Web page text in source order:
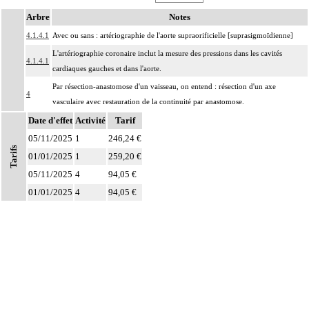
Arbre Notes
4.1.4.1 Avec ou sans : artériographie de l'aorte supraorificielle [suprasigmoïdienne]
4.1.4.1
L'artériographie coronaire inclut la mesure des pressions dans les cavités
cardiaques gauches et dans l'aorte.
4
Par résection-anastomose d'un vaisseau, on entend : résection d'un axe
vasculaire avec restauration de la continuité par anastomose.
4
Par recanalisation intraluminale d'un vaisseau, on entend : rétablissement de la
circulation dans un vaisseau par forage guidé d'une néolumière au travers d'un
4
Tarifs
Date d'effet Activité
Tarif
05/11/2025 1
246,24 €
01/01/2025 1
259,20 €
05/11/2025 4
94,05 €
01/01/2025 4 94,05 €